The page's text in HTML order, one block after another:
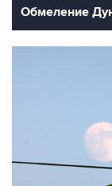
Обмеление